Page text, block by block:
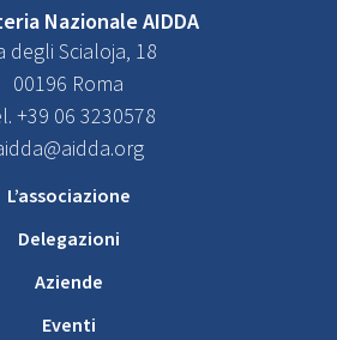
Nazionale AIDDA
degli Scialoja, 18
00196 Roma
+39 06 3230578
L’associazione
Delegazioni
Aziende
Eventi